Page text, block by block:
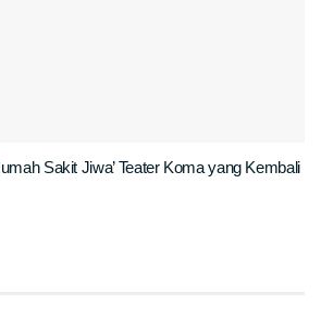
Sakit Jiwa’ Teater Koma yang Kembali